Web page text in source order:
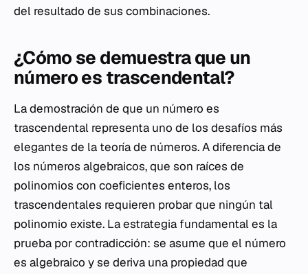
del resultado de sus combinaciones.
¿Cómo se demuestra que un
número es trascendental?
La demostración de que un número es
trascendental representa uno de los desafíos más
elegantes de la teoría de números. A diferencia de
los números algebraicos, que son raíces de
polinomios con coeficientes enteros, los
trascendentales requieren probar que ningún tal
polinomio existe. La estrategia fundamental es la
prueba por contradicción: se asume que el número
es algebraico y se deriva una propiedad que